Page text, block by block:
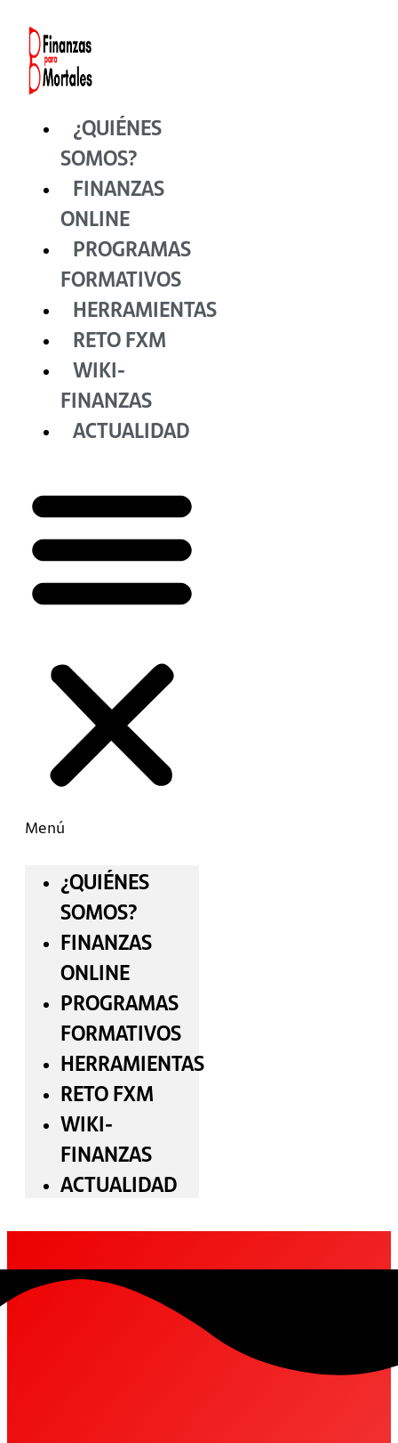
contenido
¿QUIÉNES
SOMOS?
FINANZAS
ONLINE
PROGRAMAS
FORMATIVOS
HERRAMIENTAS
RETO FXM
WIKI-
FINANZAS
ACTUALIDAD
Menú
¿QUIÉNES
SOMOS?
FINANZAS
ONLINE
PROGRAMAS
FORMATIVOS
HERRAMIENTAS
RETO FXM
WIKI-
FINANZAS
ACTUALIDAD